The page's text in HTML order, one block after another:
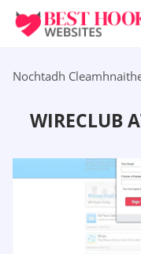
Nochtadh
WIRECLUB